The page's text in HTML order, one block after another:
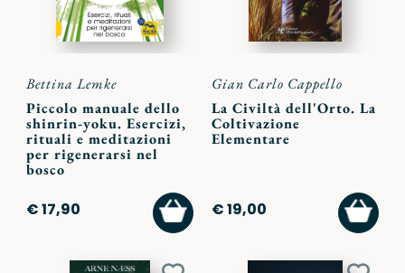
Bettina Lemke
Piccolo manuale dello
shinrin-yoku. Esercizi,
rituali e meditazioni
per rigenerarsi nel
bosco
€ 17,90
AGGIUNGI
AL
CARRELLO
Gian Carlo Cappello
La Civiltà dell'Orto. La
Coltivazione
Elementare
€ 19,00
AL